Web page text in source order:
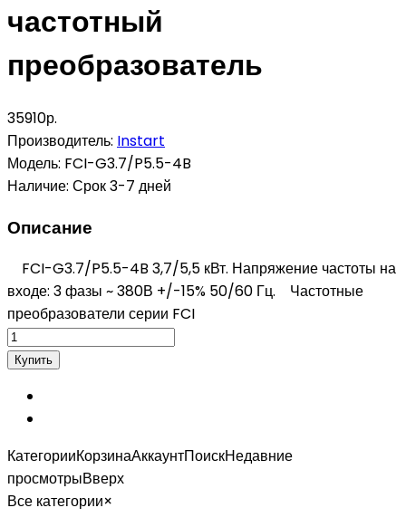
частотный
преобразователь
35910р.
Производитель: Instart
Модель: FCI-G3.7/P5.5-4B
Наличие: Срок 3-7 дней
Описание
FCI-G3.7/P5.5-4B 3,7/5,5 кВт. Напряжение частоты на
входе: 3 фазы ~ 380В +/-15% 50/60 Гц. Частотные
преобразователи серии FCI
КатегорииКорзинаАккаунтПоискНедавние
просмотрыВверх
Все категории×